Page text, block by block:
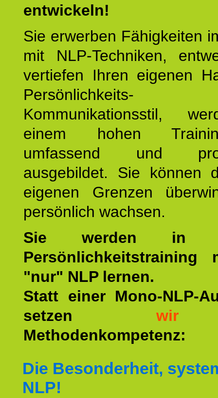
entwickeln!
Sie erwerben Fähigkeiten
mit NLP-Techniken,
vertiefen Ihren eigenen
Kommunikationsstil,
einem hohen
umfassend und
ausgebildet. Sie können
eigenen Grenzen
persönlich wachsen.
Sie werden in
Persönlichkeitstraining
"nur" NLP lernen.
Statt einer Mono-NLP-
setzen wir
Methodenkompetenz:
Die Besonderheit,
NLP!